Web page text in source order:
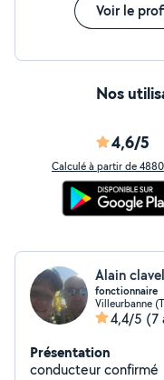
Voir le
Nos
4,6/5
Calculé à partir de
Alain clavel
fonctionnaire
Villeurbanne
4,4/5 (7
Présentation
conducteur confirmé